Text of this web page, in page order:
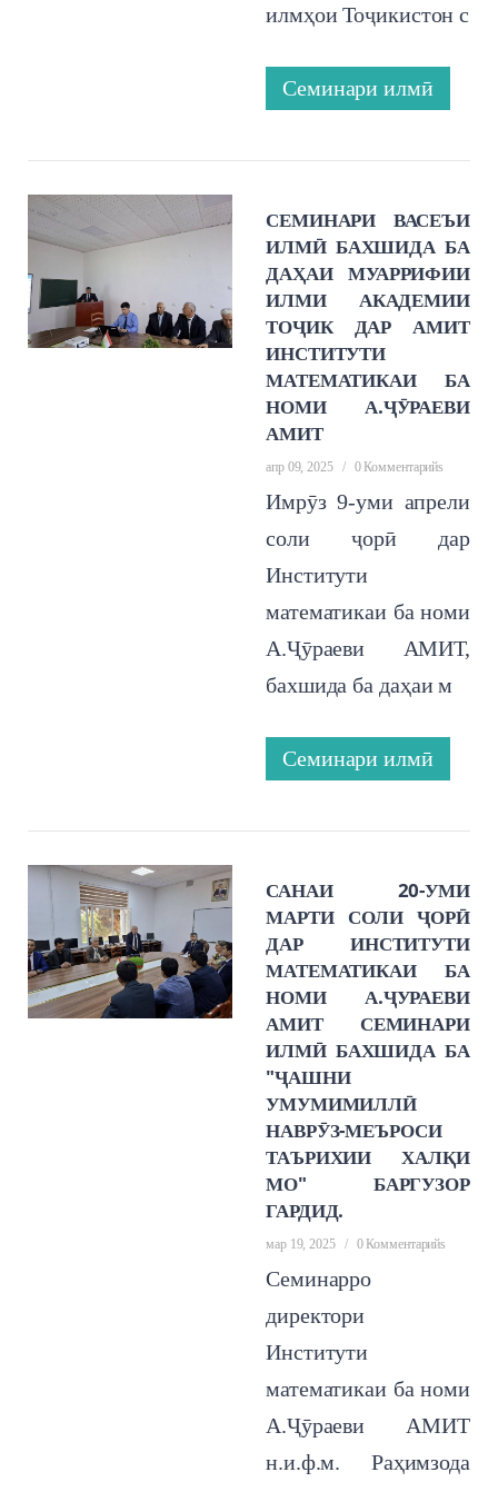
илмҳои Тоҷикистон с
Семинари илмӣ
СЕМИНАРИ ВАСЕЪИ
ИЛМӢ БАХШИДА БА
ДАҲАИ МУАРРИФИИ
ИЛМИ АКАДЕМИИ
ТОҶИК ДАР АМИТ
ИНСТИТУТИ
МАТЕМАТИКАИ БА
НОМИ А.ҶӮРАЕВИ
АМИТ
апр 09, 2025 / 0 Комментарийs
Имрӯз 9-уми апрели
соли ҷорӣ дар
Институти
математикаи ба номи
А.Ҷӯраеви АМИТ,
бахшида ба даҳаи м
Семинари илмӣ
САНАИ 20-УМИ
МАРТИ СОЛИ ҶОРӢ
ДАР ИНСТИТУТИ
МАТЕМАТИКАИ БА
НОМИ А.ҶУРАЕВИ
АМИТ СЕМИНАРИ
ИЛМӢ БАХШИДА БА
"ҶАШНИ
УМУМИМИЛЛӢ
НАВРӮЗ-МЕЪРОСИ
ТАЪРИХИИ ХАЛҚИ
МО" БАРГУЗОР
ГАРДИД.
мар 19, 2025 / 0 Комментарийs
Семинарро
директори
Институти
математикаи ба номи
А.Ҷӯраеви АМИТ
н.и.ф.м. Раҳимзода